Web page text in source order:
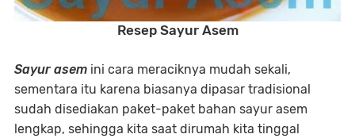
Resep Sayur Asem
Sayur asem ini cara meraciknya mudah sekali,
sementara itu karena biasanya dipasar tradisional
sudah disediakan paket-paket bahan sayur asem
lengkap, sehingga kita saat dirumah kita tinggal